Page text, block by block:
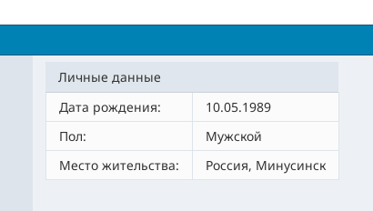
Личные данные
Дата рождения:
10.05.1989
Пол:
Мужской
Место жительства:
Россия, Минусинск